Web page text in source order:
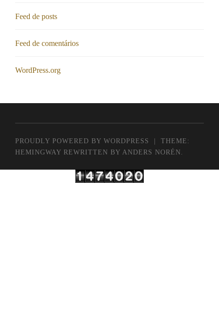
Feed de posts
Feed de comentários
WordPress.org
PROUDLY POWERED BY WORDPRESS
THEME:
HEMINGWAY REWRITTEN BYANDERS NORÉN.